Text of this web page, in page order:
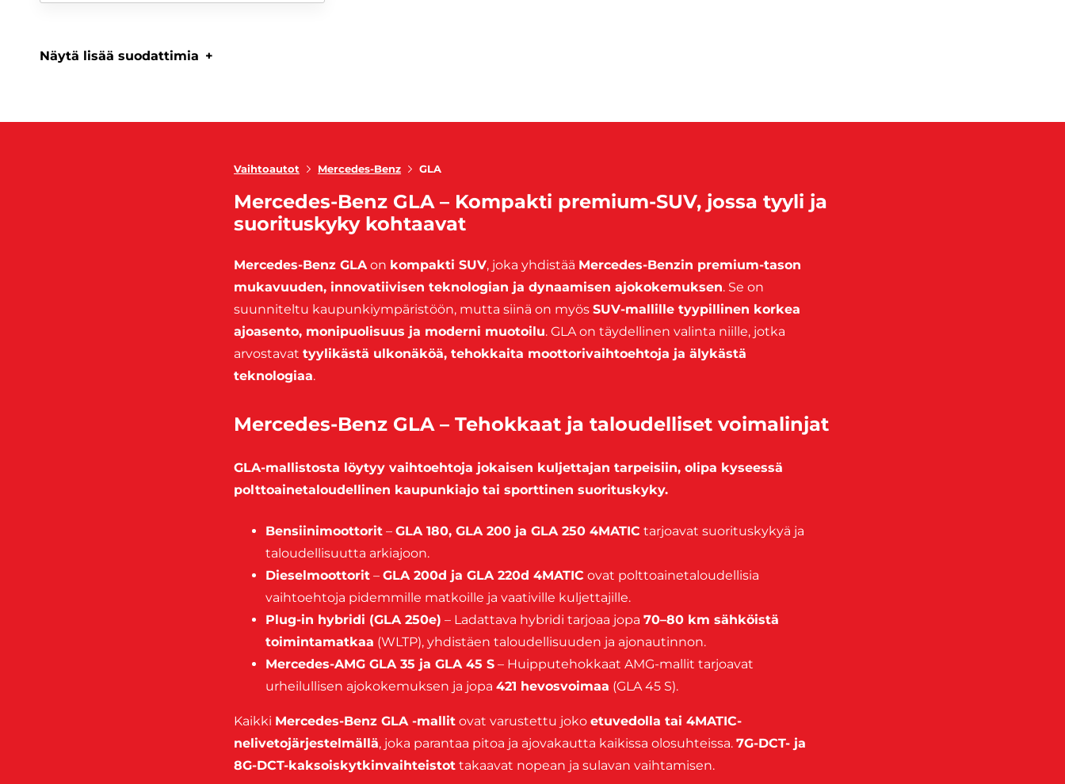
Näytä lisää suodattimia
Vaihtoautot Mercedes-Benz GLA
Mercedes-Benz GLA – Kompakti premium-SUV, jossa tyyli ja
suorituskyky kohtaavat
Mercedes-Benz GLAon kompakti SUV, joka yhdistää Mercedes-Benzin premium-tason
mukavuuden, innovatiivisen teknologian ja dynaamisen ajokokemuksen. Se on
suunniteltu kaupunkiympäristöön, mutta siinä on myös SUV-mallille tyypillinen korkea
ajoasento, monipuolisuus ja moderni muotoilu. GLA on täydellinen valinta niille, jotka
arvostavat tyylikästä ulkonäköä, tehokkaita moottorivaihtoehtoja ja älykästä
teknologiaa.
Mercedes-Benz GLA – Tehokkaat ja taloudelliset voimalinjat
GLA-mallistosta löytyy vaihtoehtoja jokaisen kuljettajan tarpeisiin, olipa kyseessä
polttoainetaloudellinen kaupunkiajo tai sporttinen suorituskyky.
Bensiinimoottorit – GLA 180, GLA 200 ja GLA 250 4MATIC tarjoavat suorituskykyä ja
taloudellisuutta arkiajoon.
Dieselmoottorit – GLA 200d ja GLA 220d 4MATIC ovat polttoainetaloudellisia
vaihtoehtoja pidemmille matkoille ja vaativille kuljettajille.
Plug-in hybridi (GLA 250e) – Ladattava hybridi tarjoaa jopa 70–80 km sähköistä
toimintamatkaa (WLTP), yhdistäen taloudellisuuden ja ajonautinnon.
Mercedes-AMG GLA 35 ja GLA 45 S – Huipputehokkaat AMG-mallit tarjoavat
urheilullisen ajokokemuksen ja jopa 421 hevosvoimaa (GLA 45 S).
Kaikki Mercedes-Benz GLA -mallit ovat varustettu joko etuvedolla tai 4MATIC-
nelivetojärjestelmällä, joka parantaa pitoa ja ajovakautta kaikissa olosuhteissa. 7G-DCT- ja
8G-DCT-kaksoiskytkinvaihteistot takaavat nopean ja sulavan vaihtamisen.